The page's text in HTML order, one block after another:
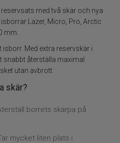
med två skär och nya
Lazer, Micro, Pro, Arctic
mm.
isborr. Med extra reservskär i
snabbt återställa maximal
utan avbrott.
skär?
borrets skärpa på
mycket liten plats i